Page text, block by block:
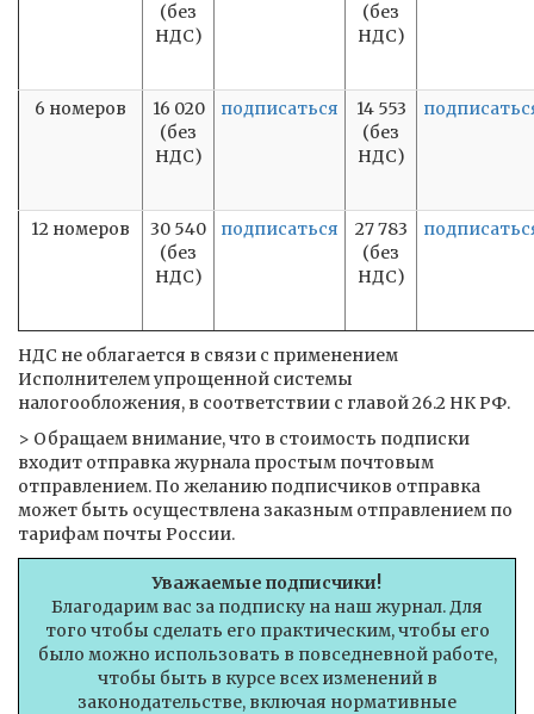
(без
НДС)
(без
НДС)
6 номеров
16 020
(без
НДС)
подписаться
14 553
(без
НДС)
12 номеров
30 540
(без
НДС)
подписаться
27 783
(без
НДС)
НДС не облагается в связи с применением
Исполнителем упрощенной системы
налогообложения, в соответствии с главой 26.2 НК РФ.
> Обращаем внимание, что в стоимость подписки
входит отправка журнала простым почтовым
отправлением. По желанию подписчиков отправка
может быть осуществлена заказным отправлением по
тарифам почты России.
Уважаемые подписчики!
Благодарим вас за подписку на наш журнал. Для
того чтобы сделать его практическим, чтобы его
было можно использовать в повседневной работе,
чтобы быть в курсе всех изменений в
законодательстве, включая нормативные